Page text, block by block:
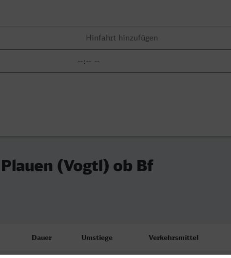
(Vogtl) ob Bf
Dauer Umstiege Verkehrsmittel